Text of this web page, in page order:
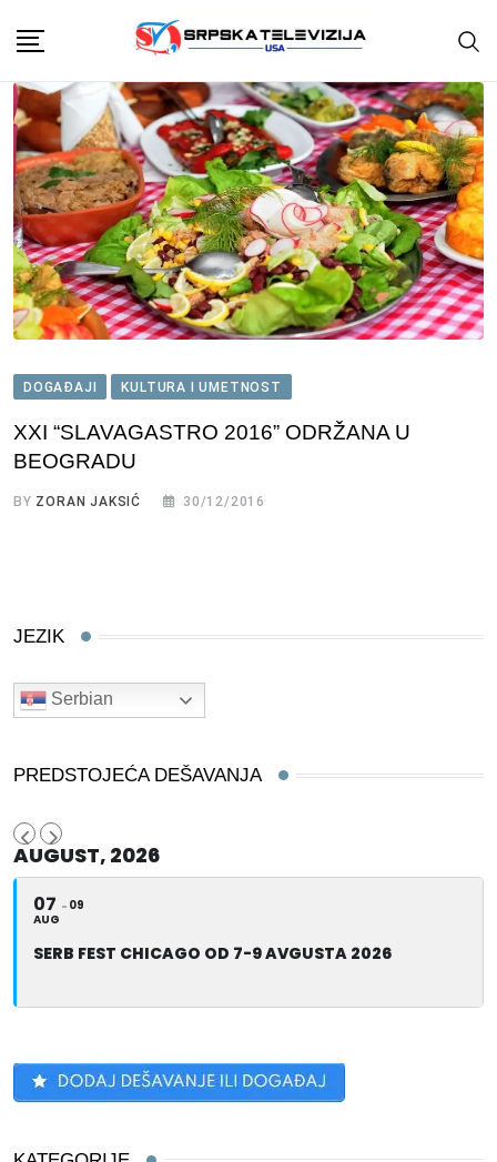
content
DOGAĐAJI KULTURA I UMETNOST
XXI “SLAVAGASTRO 2016” ODRŽANA U
BEOGRADU
BY ZORAN JAKSIĆ 30/12/2016
JEZIK
Serbian
PREDSTOJEĆA DEŠAVANJA
AUGUST, 2026
07
AUG
09
SERB FEST CHICAGO OD 7-9 AVGUSTA 2026